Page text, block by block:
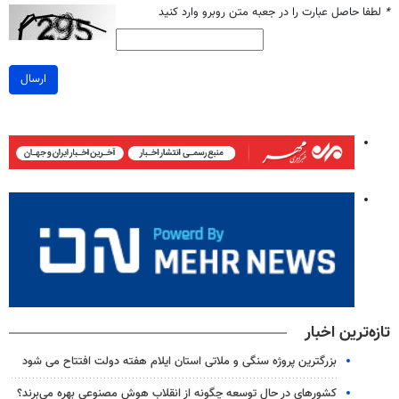
* لطفا حاصل عبارت را در جعبه متن روبرو وارد کنید
ارسال
تازه‌ترین اخبار
بزرگترین پروژه سنگی و ملاتی استان ایلام هفته دولت افتتاح می شود
کشورهای در حال توسعه چگونه از انقلاب هوش مصنوعی بهره می‌برند؟